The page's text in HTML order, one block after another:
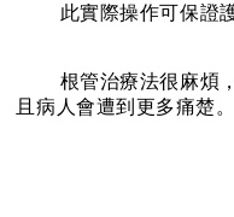
此實際操作可保證
根管治療法很麻煩
且病人會遭到更多痛楚。